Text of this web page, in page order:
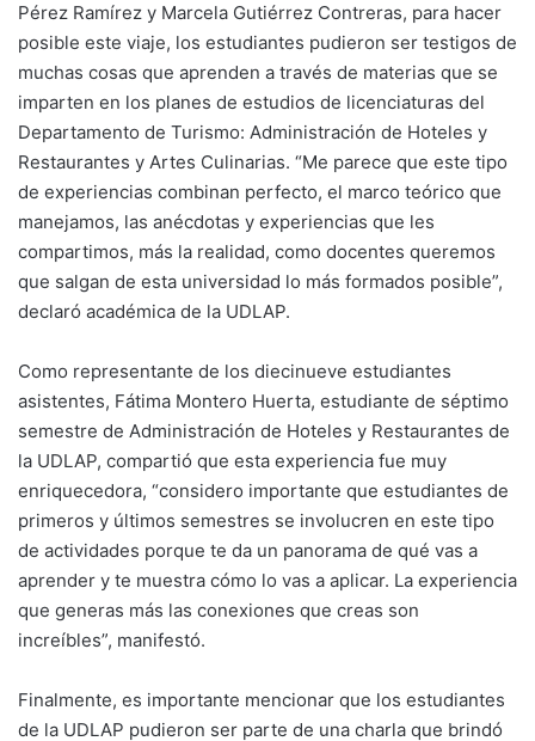
Pérez Ramírez y Marcela Gutiérrez Contreras, para hacer
posible este viaje, los estudiantes pudieron ser testigos de
muchas cosas que aprenden a través de materias que se
imparten en los planes de estudios de licenciaturas del
Departamento de Turismo: Administración de Hoteles y
Restaurantes y Artes Culinarias. “Me parece que este tipo
de experiencias combinan perfecto, el marco teórico que
manejamos, las anécdotas y experiencias que les
compartimos, más la realidad, como docentes queremos
que salgan de esta universidad lo más formados posible”,
declaró académica de la UDLAP.
Como representante de los diecinueve estudiantes
asistentes, Fátima Montero Huerta, estudiante de séptimo
semestre de Administración de Hoteles y Restaurantes de
la UDLAP, compartió que esta experiencia fue muy
enriquecedora, “considero importante que estudiantes de
primeros y últimos semestres se involucren en este tipo
de actividades porque te da un panorama de qué vas a
aprender y te muestra cómo lo vas a aplicar. La experiencia
que generas más las conexiones que creas son
increíbles”, manifestó.
Finalmente, es importante mencionar que los estudiantes
de la UDLAP pudieron ser parte de una charla que brindó